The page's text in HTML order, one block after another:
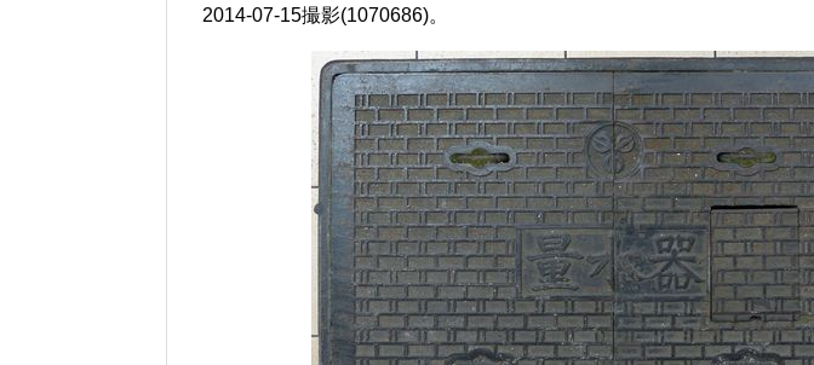
2014-07-15撮影(1070686)。